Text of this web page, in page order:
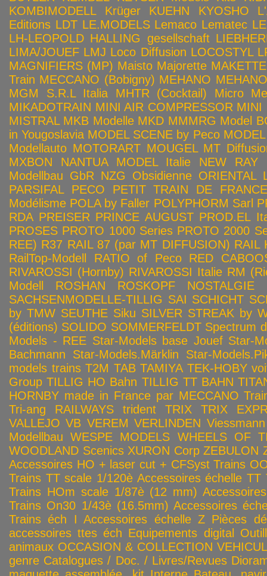
KOMBIMODELL
Krüger KUEHN KYOSHO
Editions LDT LE.MODELS Lemaco Lematec
LH-LEOPOLD HALLING gesellschaft
LIMA/JOUEF LMJ Loco Diffusion LOCOSTYL
MAGNIFIERS (MP) Maisto Majorette MAKETTE
Train MECCANO (Bobigny) MEHANO
MGM S.R.L Italia
MHTR (Cocktail)
Micro
MIKADOTRAIN MINI AIR COMPRESSOR MINI
MISTRAL MKB Modelle MKD MMMRG Model
in Yougoslavia MODEL SCENE by Peco
Modellauto MOTORART MOUGEL MT
MXBON
NANTUA MODEL Italie NEW RAY
Modellbau GbR NZG Obsidienne ORIENTAL
PARSIFAL
PECO
PETIT TRAIN DE FRANCE
Modélisme POLA by Faller POLYPHORM Sarl
RDA PREISER PRINCE AUGUST PROD.EL
PROSES PROTO 1000 Series PROTO 2000
REE) R37 RAIL 87 (par MT DIFFUSION) RAIL
RailTop-Modell
RATIO of Peco
RED
RIVAROSSI (Hornby) RIVAROSSI Italie RM
Modell
ROSHAN ROSKOPF NOSTALGIE
SACHSENMODELLE-TILLIG SAI SCHICHT
by TMW SEUTHE Siku SILVER STREAK by
(éditions) SOLIDO SOMMERFELDT Spectrum
Models - REE Star-Models base Jouef Star-
Bachmann
Star-Models.Märklin
Star-
models trains T2M TAB TAMIYA TEK-HOBY
Group TILLIG HO Bahn TILLIG TT BAHN
HORNBY made in France par MECCANO
Tri-ang RAILWAYS
trident TRIX
TRIX
VALLEJO VB VEREM VERLINDEN Viessmann
Modellbau WESPE MODELS WHEELS OF
WOODLAND Scenics XURON Corp ZEBULON
Accessoires HO + laser cut + CFSyst Trains
Trains TT scale 1/120è Accessoires échelle TT
Trains HOm scale 1/87è (12 mm)
Trains On30 1/43è (16.5mm) Accessoires
Trains éch I Accessoires échelle Z Pièces
accessoires ttes éch Equipements digital
animaux OCCASION & COLLECTION
genre Catalogues / Doc. / Livres/Revues